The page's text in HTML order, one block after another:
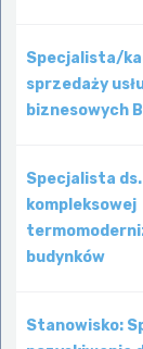
Specjalista/ka
sprzedaży
biznesowych
Specjalista
kompleksowej
budynków
Stanowisko: